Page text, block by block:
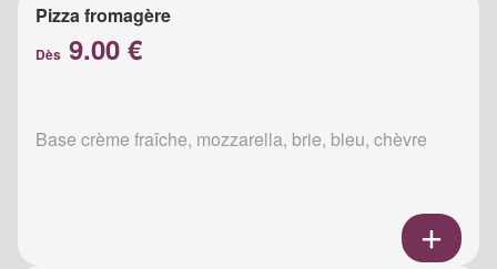
Pizza fromagère
Dès 9.00 €
Base crème fraîche, mozzarella, brie, bleu, chèvre